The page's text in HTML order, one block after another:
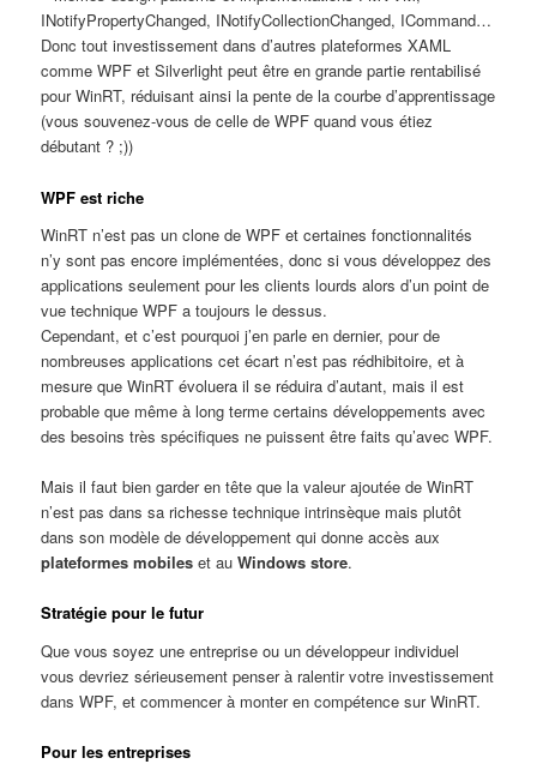
INotifyPropertyChanged, INotifyCollectionChanged, ICommand…
Donc tout investissement dans d’autres plateformes XAML
comme WPF et Silverlight peut être en grande partie rentabilisé
pour WinRT, réduisant ainsi la pente de la courbe d’apprentissage
(vous souvenez-vous de celle de WPF quand vous étiez
débutant ? ;))
WPF est riche
WinRT n’est pas un clone de WPF et certaines fonctionnalités
n’y sont pas encore implémentées, donc si vous développez des
applications seulement pour les clients lourds alors d’un point de
vue technique WPF a toujours le dessus.
Cependant, et c’est pourquoi j’en parle en dernier, pour de
nombreuses applications cet écart n’est pas rédhibitoire, et à
mesure que WinRT évoluera il se réduira d’autant, mais il est
probable que même à long terme certains développements avec
des besoins très spécifiques ne puissent être faits qu’avec WPF.
Mais il faut bien garder en tête que la valeur ajoutée de WinRT
n’est pas dans sa richesse technique intrinsèque mais plutôt
dans son modèle de développement qui donne accès aux
plateformes mobiles et auWindows store.
Stratégie pour le futur
Que vous soyez une entreprise ou un développeur individuel
vous devriez sérieusement penser à ralentir votre investissement
dans WPF, et commencer à monter en compétence sur WinRT.
Pour les entreprises